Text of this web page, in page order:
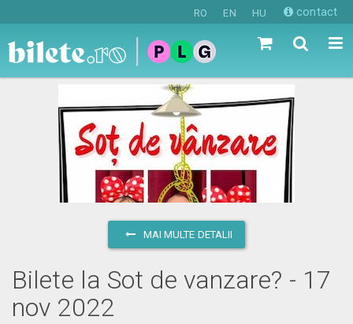
RO EN HU contact
MAI MULTE DETALII
Bilete la Sot de vanzare? - 17
nov 2022